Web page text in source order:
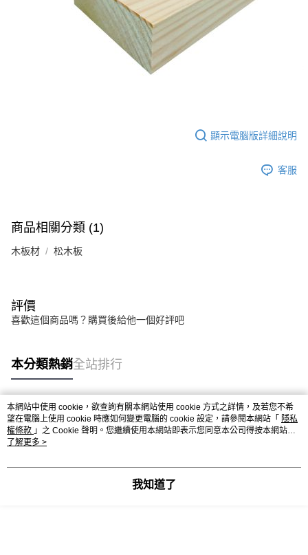
顯示電腦版詳細說明
客服
商品相關分類 (1)
木板材 松木板
評價
喜歡這個商品嗎？購買後給他一個好評吧
本分類熱銷全站排行
熱門標籤
本網站中使用 cookie，欲查詢有關本網站使用 cookie 方式之詳情，及若您不希
望在電腦上使用 cookie 時應如何變更電腦的 cookie 設定，請參閱本網站「 隱私
權條款 」之 Cookie 聲明。您繼續使用本網站即表示您同意本公司得按本網站使
用條款之 Cookie 聲明使用 cookie。
了解更多 >
我知道了